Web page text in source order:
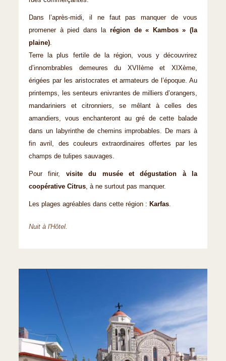
Dans l’après-midi, il ne faut pas manquer de vous
promener à pied dans la région de « Kambos » (la
plaine).
Terre la plus fertile de la région, vous y découvrirez
d’innombrables demeures du XVIIème et XIXème,
érigées par les aristocrates et armateurs de l’époque. Au
printemps, les senteurs enivrantes de milliers d’orangers,
mandariniers et citronniers, se mêlant à celles des
amandiers, vous enchanteront au gré de cette balade
dans un labyrinthe de chemins improbables. De mars à
fin avril, des couleurs extraordinaires offertes par les
champs de tulipes sauvages.
Pour finir, visite du musée et dégustation à la
coopérative Citrus, à ne surtout pas manquer.
Les plages agréables dans cette région : Karfas.
Nuit à l'Hôtel.